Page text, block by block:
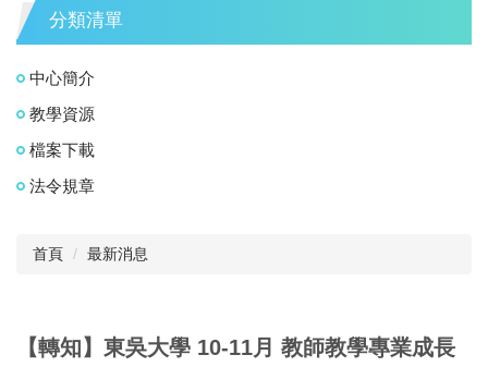
分類清單
中心簡介
教學資源
檔案下載
法令規章
首頁 最新消息
【轉知】東吳大學 10-11月 教師教學專業成長